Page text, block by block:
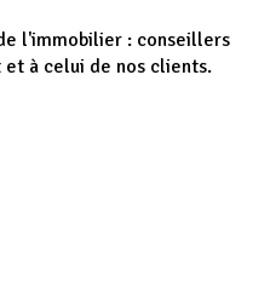
l'immobilier : conseillers
et à celui de nos clients.